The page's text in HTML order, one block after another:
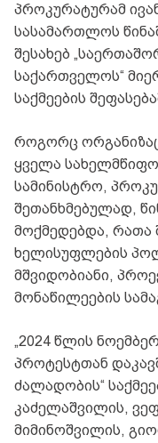
პროკურატურამ
სასამართლოს
შესახებ
საქართველოს“
საქმეების
როგორც
ყველა
სამინისტრო,
შეთანხმებულად,
მოქმედებდა, რათა
ხელისუფლების
მშვიდობიანი,
მონაწილეების
„2024 წლის
პროტესტთან
ძალადობის“
კაძელაშვილის,
მიმინოშვილის,